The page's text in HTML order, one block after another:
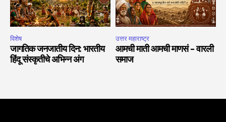
विशेष
जागतिक जनजातीय दिन: भारतीय
हिंदू संस्कृतीचे अभिन्न अंग
उत्तर महाराष्ट्र
आमची माती आमची माणसं – वारली
समाज